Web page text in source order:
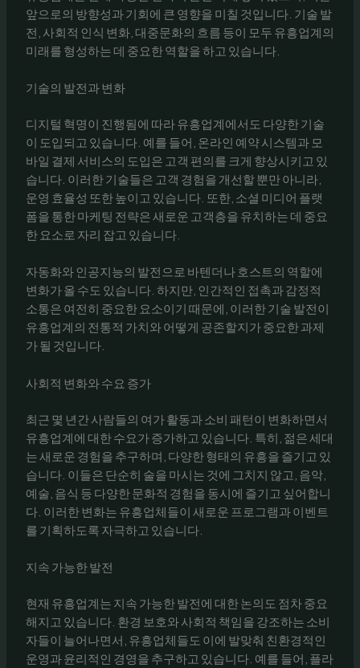
앞으로의 방향성과 기회에 큰 영향을 미칠 것입니다. 기술 발
전, 사회적 인식 변화, 대중문화의 흐름 등이 모두 유흥업계의
미래를 형성하는 데 중요한 역할을 하고 있습니다.
기술의 발전과 변화
디지털 혁명이 진행됨에 따라 유흥업계에서도 다양한 기술
이 도입되고 있습니다. 예를 들어, 온라인 예약 시스템과 모
바일 결제 서비스의 도입은 고객 편의를 크게 향상시키고 있
습니다. 이러한 기술들은 고객 경험을 개선할 뿐만 아니라,
운영 효율성 또한 높이고 있습니다. 또한, 소셜 미디어 플랫
폼을 통한 마케팅 전략은 새로운 고객층을 유치하는 데 중요
한 요소로 자리 잡고 있습니다.
자동화와 인공지능의 발전으로 바텐더나 호스트의 역할에
변화가 올 수도 있습니다. 하지만, 인간적인 접촉과 감정적
소통은 여전히 중요한 요소이기 때문에, 이러한 기술 발전이
유흥업계의 전통적 가치와 어떻게 공존할지가 중요한 과제
가 될 것입니다.
사회적 변화와 수요 증가
최근 몇 년간 사람들의 여가 활동과 소비 패턴이 변화하면서
유흥업계에 대한 수요가 증가하고 있습니다. 특히, 젊은 세대
는 새로운 경험을 추구하며, 다양한 형태의 유흥을 즐기고 있
습니다. 이들은 단순히 술을 마시는 것에 그치지 않고, 음악,
예술, 음식 등 다양한 문화적 경험을 동시에 즐기고 싶어합니
다. 이러한 변화는 유흥업체들이 새로운 프로그램과 이벤트
를 기획하도록 자극하고 있습니다.
지속 가능한 발전
현재 유흥업계는 지속 가능한 발전에 대한 논의도 점차 중요
해지고 있습니다. 환경 보호와 사회적 책임을 강조하는 소비
자들이 늘어나면서, 유흥업체들도 이에 발맞춰 친환경적인
운영과 윤리적인 경영을 추구하고 있습니다. 예를 들어, 플라